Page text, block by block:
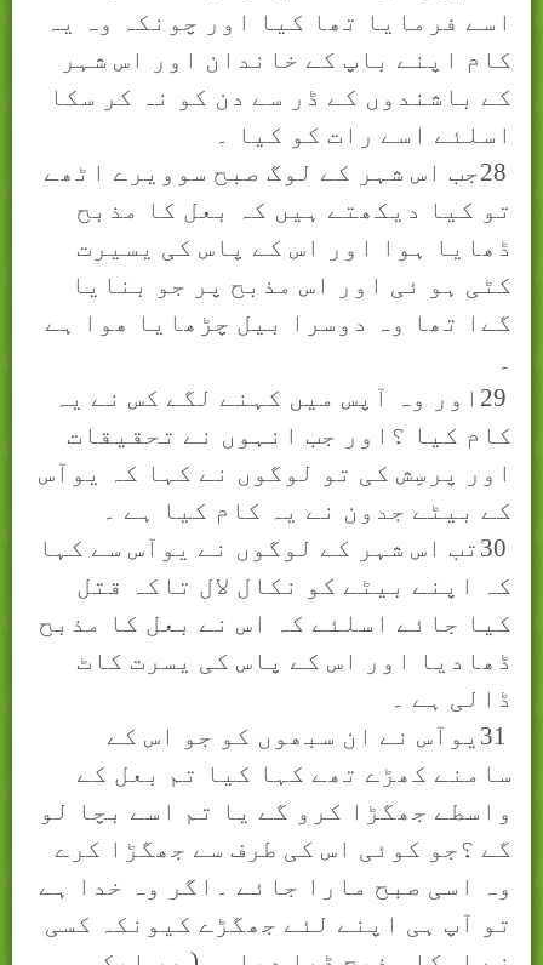
اسے فرمایا تھا کیا اور چونکہ وہ یہ
کام اپنے باپ کے خاندان اور اس شہر
کے باشندوں کے ڈر سے دن کو نہ کر سکا
اسلئے اسے رات کو کیا ۔
28جب اس شہر کے لوگ صبح سوویرے اٹھے
تو کیا دیکھتے ہیں کہ بعل کا مذبح
ڈھايا ہوا اور اس کے پاس کی یسیرت
کٹی ہو ئی اور اس مذبح پر جو بنایا
گےا تھا وہ دوسرا بیل چڑھايا ھوا ہے
۔
29 اور وہ آپس میں کہنے لگے کس نے یہ
کام کیا ؟اور جب انہوں نے تحقیقات
اور پرسِش کی تو لوگوں نے کہا کہ یوآس
کے بیٹے جدون نے یہ کام کیا ہے ۔
30 تب اس شہر کے لوگوں نے یوآس سے کہا
کہ اپنے بیٹے کو نکال لال تاکہ قتل
کیا جائے اسلئے کہ اس نے بعل کا مذبح
ڈھادیا اور اس کے پاس کی یسرت کاٹ
ڈالی ہے ۔
31 یوآس نے ان سبھوں کو جو اس کے
سامنے کھڑے تھے کہا کیا تم بعل کے
واسطے جھگڑا کرو گے یا تم اسے بچا لو
گے ؟جو کوئی اس کی طرف سے جھگڑا کرے
وہ اسی صبح مارا جائے ۔اگر وہ خدا ہے
تو آپ ہی اپنے لئے جھگڑے کیونکہ کسی